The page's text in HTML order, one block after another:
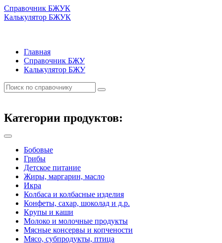
Справочник БЖУК
Калькулятор БЖУК
Главная
Справочник БЖУ
Калькулятор БЖУ
Категории продуктов:
Бобовые
Грибы
Детское питание
Жиры, маргарин, масло
Икра
Колбаса и колбасные изделия
Конфеты, сахар, шоколад и д.р.
Крупы и каши
Молоко и молочные продукты
Мясные консервы и копчености
Мясо, субпродукты, птица